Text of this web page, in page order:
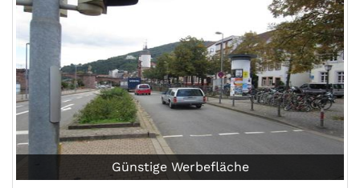
Günstige Werbefläche